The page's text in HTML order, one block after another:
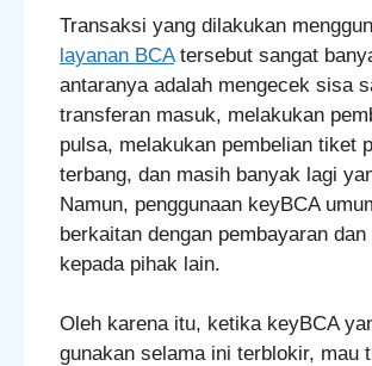
Transaksi yang dilakukan
layanan BCAtersebut sangat
antaranya adalah mengecek sisa
transferan masuk, melakukan
pulsa, melakukan pembelian tiket
terbang, dan masih banyak lagi
Namun, penggunaan keyBCA
berkaitan dengan pembayaran
kepada pihak lain.
Oleh karena itu, ketika keyBCA
gunakan selama ini terblokir, mau